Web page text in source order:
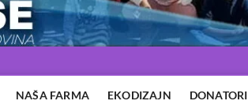
NAŠA FARMA EKODIZAJN DONATORI